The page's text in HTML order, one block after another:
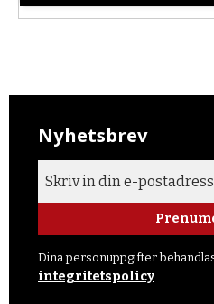
Nyhetsbrev
Dina personuppgifter
integritetspolicy.